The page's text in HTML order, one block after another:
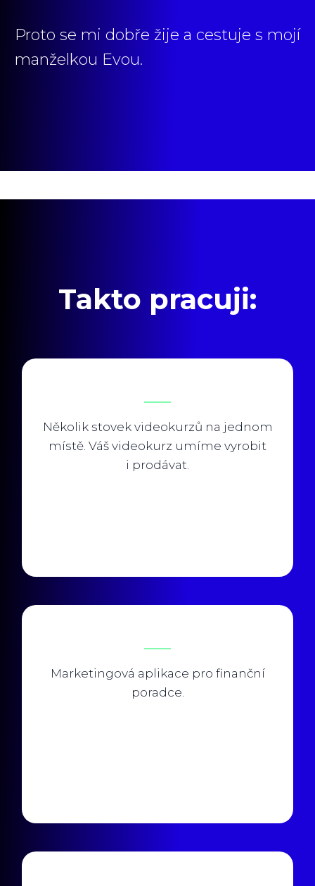
Proto se mi dobře žije a cestuje s mojí
manželkou Evou.
Takto pracuji:
Několik stovek videokurzů na jednom
místě. Váš videokurz umíme vyrobit
i prodávat.
Marketingová aplikace pro finanční
poradce.